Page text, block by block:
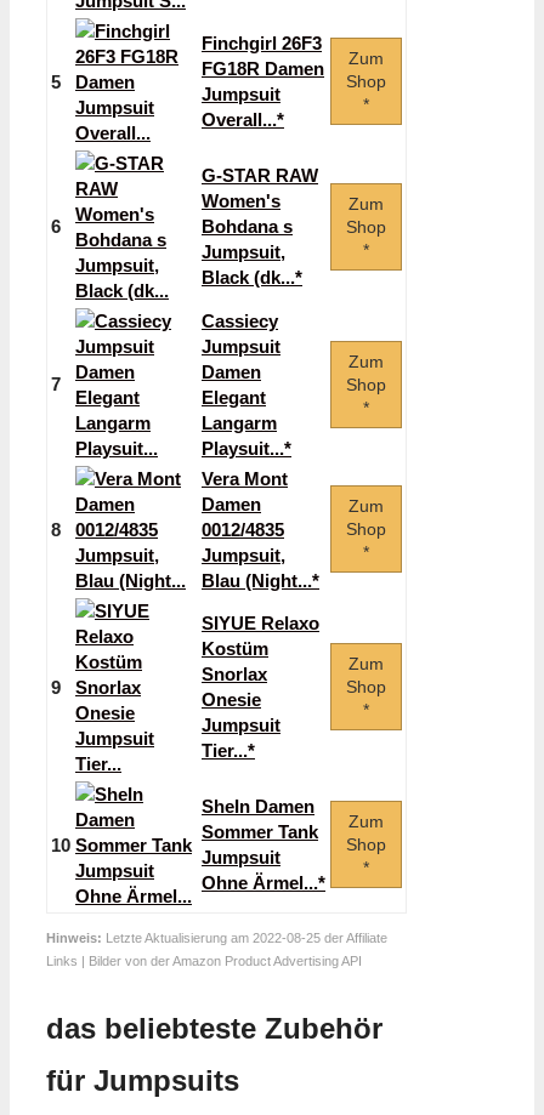
5
Finchgirl 26F3
FG18R Damen
Jumpsuit
Overall...*
Zum
Shop
*
6
G-STAR RAW
Women's
Bohdana s
Jumpsuit,
Black (dk...*
Zum
Shop
*
7
Cassiecy
Jumpsuit
Damen
Elegant
Langarm
Playsuit...*
Zum
Shop
*
8
Vera Mont
Damen
0012/4835
Jumpsuit,
Blau (Night...*
Zum
Shop
*
9
SIYUE Relaxo
Kostüm
Snorlax
Onesie
Jumpsuit
Tier...*
Zum
Shop
*
10
SheIn Damen
Sommer Tank
Jumpsuit
Ohne Ärmel...*
Zum
Shop
*
Hinweis: Letzte Aktualisierung am 2022-08-25 der Affiliate
Links | Bilder von der Amazon Product Advertising API
das beliebteste Zubehör
für Jumpsuits